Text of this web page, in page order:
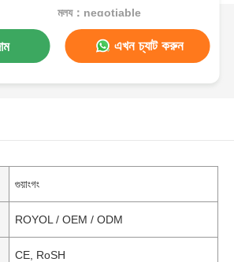
মূল্য：negotiable
এখন চ্যাট করুন
গুয়াংগং
ROYOL / OEM / ODM
CE, RoSH